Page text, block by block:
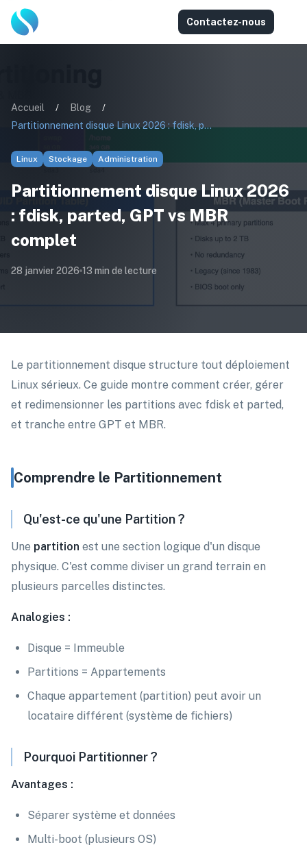
Contactez-nous
Accueil / Blog
/
Partitionnement disque Linux 2026 : fdisk, parted, GPT vs MBR complet
Linux Stockage Administration
Partitionnement disque Linux 2026
: fdisk, parted, GPT vs MBR
complet
28 janvier 2026 13 min de lecture
Le partitionnement disque structure tout déploiement
Linux sérieux. Ce guide montre comment créer, gérer
et redimensionner les partitions avec fdisk et parted,
et tranche entre GPT et MBR.
Comprendre le Partitionnement
Qu'est-ce qu'une Partition ?
Une partition est une section logique d'un disque
physique. C'est comme diviser un grand terrain en
plusieurs parcelles distinctes.
Analogies :
Disque = Immeuble
Partitions = Appartements
Chaque appartement (partition) peut avoir un
locataire différent (système de fichiers)
Pourquoi Partitionner ?
Avantages :
Séparer système et données
Multi-boot (plusieurs OS)